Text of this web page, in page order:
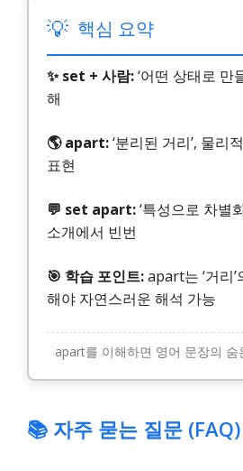
💡 핵심 요약
✨ set + 사람:‘어떤 상태로 만
해
🌎 apart:‘분리된 거리’, 물리
표현
💬 set apart:‘특성으로 차별
소개에서 빈번
🎯 학습 포인트:apart는 ‘거리
해야 자연스러운 해석 가능
apart를 이해하면 영어 문장의 숨
📚 자주 묻는 질문 (FAQ)